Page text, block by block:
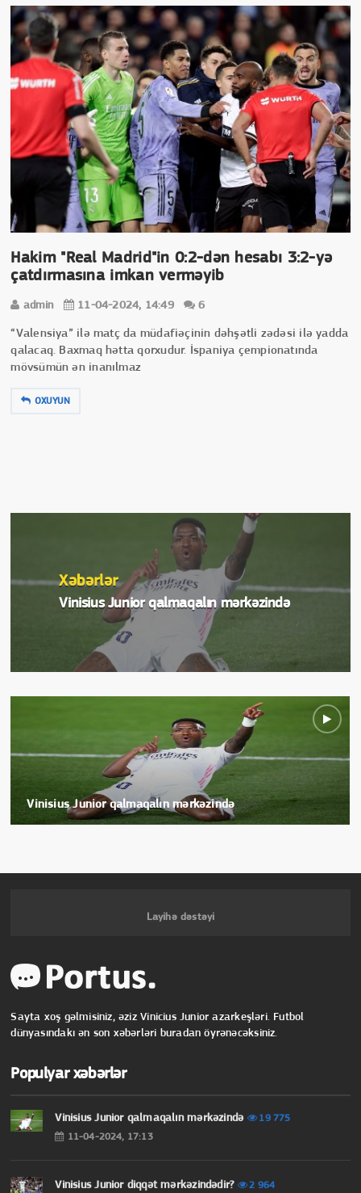
Hakim "Real Madrid"in 0:2-dən hesabı 3:2-yə
çatdırmasına imkan verməyib
admin 11-04-2024, 14:49 6
“Valensiya” ilə matç da müdafiəçinin dəhşətli zədəsi ilə yadda
qalacaq. Baxmaq hətta qorxudur. İspaniya çempionatında
mövsümün ən inanılmaz
OXUYUN
Xəbərlər
Vinisius Junior qalmaqalın mərkəzində
Vinisius Junior qalmaqalın mərkəzində
Layihə dəstəyi
Sayta xoş gəlmisiniz, əziz Vinicius Junior azarkeşləri. Futbol
dünyasındakı ən son xəbərləri buradan öyrənəcəksiniz.
Populyar xəbərlər
Vinisius Junior qalmaqalın mərkəzində
19 775
11-04-2024, 17:13
Vinisius Junior diqqət mərkəzindədir? 2 964